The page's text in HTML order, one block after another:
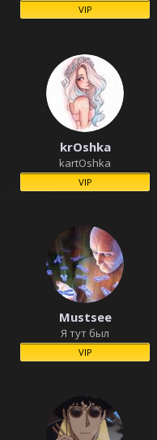
VIP
krOshka
kartOshka
VIP
Mustsee
Я тут был
VIP